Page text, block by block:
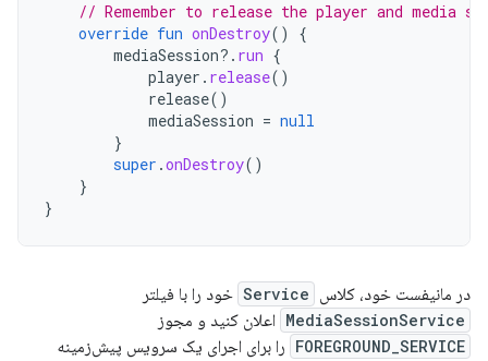
// Remember to release the player and media
override fun onDestroy()
{
mediaSession?. run {
player . release()
release()
mediaSession = null
}
super .onDestroy()
}
}
در مانیفست خود، کلاس Service خود را با فیلتر
MediaSessionService اعلان کنید و مجوز
FOREGROUND_SERVICE را برای اجرای یک سرویس پیش‌زمینه